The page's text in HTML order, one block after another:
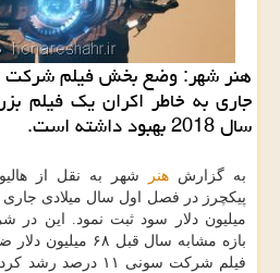
هنر شهر: وضع بخش فیلم
جاری به خاطر اكران یك فیلم
سال 2018 بهبود داشته است.
به گزارش هنر شهر به نقل از
میلیون دلار سود ثبت نمود. این
بازه مشابه سال قبل
فیلم شركت سونی ۱۱